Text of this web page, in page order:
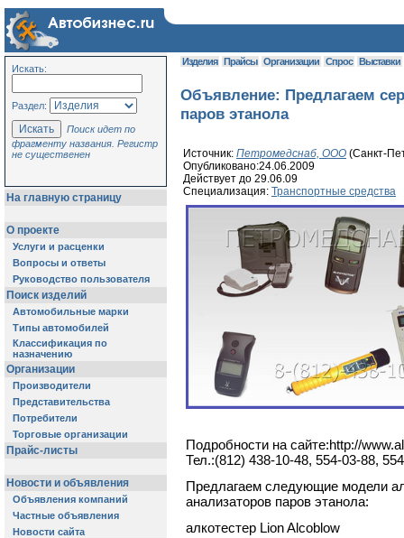
Искать:
Раздел:
Поиск идет по
фрагменту названия. Регистр
не существенен
На главную страницу
О проекте
Услуги и расценки
Вопросы и ответы
Руководство пользователя
Поиск изделий
Автомобильные марки
Типы автомобилей
Классификация по
назначению
Организации
Производители
Представительства
Потребители
Торговые организации
Прайс-листы
Новости и объявления
Объявления компаний
Частные объявления
Новости сайта
Изделия Прайсы Организации Спрос Выставки
Объявление: Предлагаем
паров этанола
Источник: Петромедснаб, ООО (Санкт-
Опубликовано:24.06.2009
Действует до 29.06.09
Специализация: Транспортные средства
Подробности на сайте:http://
Тел.:(812) 438-10-48, 554-03-88,
Предлагаем следующие модели
анализаторов паров этанола:
алкотестер Lion Alcoblow